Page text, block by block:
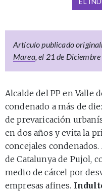
Artículo publicado
Marea, el 21 de
Alcalde del PP en Valle
condenado a más de
de prevaricación
en dos años y evita la
concejales
de Catalunya de Pujol,
medio de cárcel por
empresas afines.